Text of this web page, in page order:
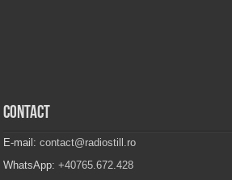
Contact
E-mail:contact@radiostill.ro
WhatsApp:+40765.672.428